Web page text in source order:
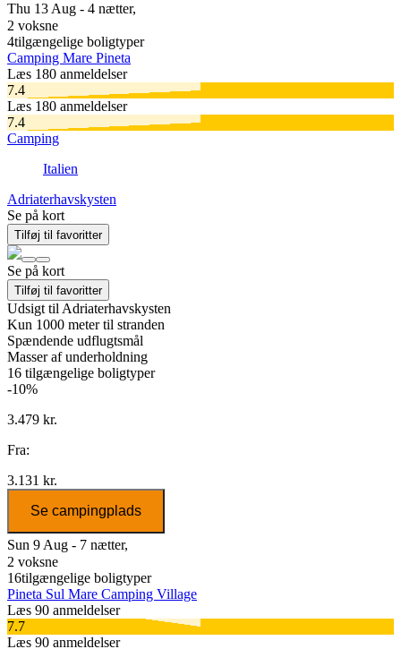
Thu 13 Aug - 4 nætter,
2 voksne
4tilgængelige boligtyper
Camping Mare Pineta
Læs 180 anmeldelser
7.4
Læs 180 anmeldelser
7.4
Camping
Italien
Adriaterhavskysten
Se på kort
Tilføj til favoritter
Se på kort
Tilføj til favoritter
Udsigt til Adriaterhavskysten
Kun 1000 meter til stranden
Spændende udflugtsmål
Masser af underholdning
16 tilgængelige boligtyper
-10%
3.479 kr.
Fra:
3.131 kr.
Se campingplads
Sun 9 Aug - 7 nætter,
2 voksne
16tilgængelige boligtyper
Pineta Sul Mare Camping Village
Læs 90 anmeldelser
7.7
Læs 90 anmeldelser